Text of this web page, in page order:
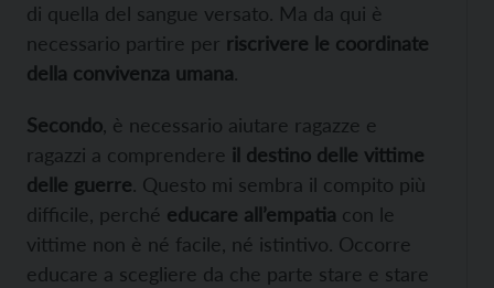
di quella del sangue versato. Ma da qui è
necessario partire per riscrivere le coordinate
della convivenza umana.
Secondo , è necessario aiutare ragazze e
ragazzi a comprendere il destino delle vittime
delle guerre. Questo mi sembra il compito più
difficile, perché educare all’empatia con le
vittime non è né facile, né istintivo. Occorre
educare a scegliere da che parte stare e stare